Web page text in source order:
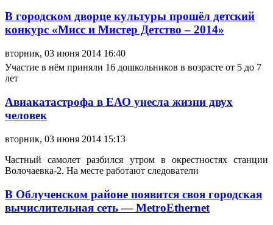
В городском дворце культуры прошёл детский
конкурс «Мисс и Мистер Детство – 2014»
вторник, 03 июня 2014 16:40
Участие в нём приняли 16 дошкольников в возрасте от 5 до 7
лет
Авиакатастрофа в ЕАО унесла жизни двух
человек
вторник, 03 июня 2014 15:13
Частный самолет разбился утром в окрестностях станции
Волочаевка-2. На месте работают следователи
В Облученском районе появится своя городская
вычислительная сеть — MetroEthernet